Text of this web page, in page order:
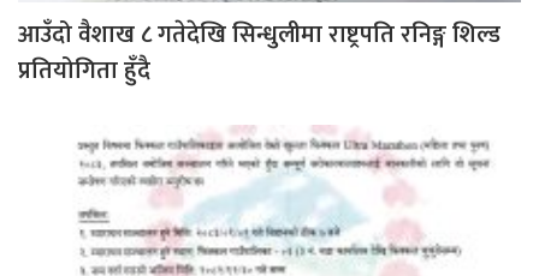
आउँदो वैशाख ८ गतेदेखि सिन्धुलीमा राष्ट्रपति रनिङ्ग शिल्ड
प्रतियोगिता हुँदै